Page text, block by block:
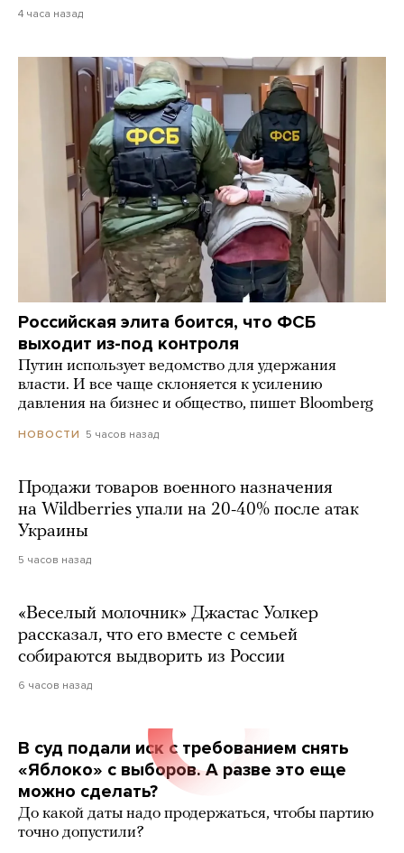
4 часа назад
Российская элита боится, что ФСБ
выходит из-под контроля
Путин использует ведомство для удержания
власти. И все чаще склоняется к усилению
давления на бизнес и общество, пишет Bloomberg
НОВОСТИ 5 часов назад
Продажи товаров военного назначения
на Wildberries упали на 20-40% после атак
Украины
5 часов назад
«Веселый молочник» Джастас Уолкер
рассказал, что его вместе с семьей
собираются выдворить из России
6 часов назад
В суд подали иск с требованием снять
«Яблоко» с выборов. А разве это еще
можно сделать?
До какой даты надо продержаться, чтобы партию
точно допустили?